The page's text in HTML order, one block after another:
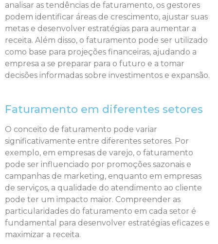
analisar as tendências de faturamento, os gestores
podem identificar áreas de crescimento, ajustar suas
metas e desenvolver estratégias para aumentar a
receita. Além disso, o faturamento pode ser utilizado
como base para projeções financeiras, ajudando a
empresa a se preparar para o futuro e a tomar
decisões informadas sobre investimentos e expansão.
Faturamento em diferentes setores
O conceito de faturamento pode variar
significativamente entre diferentes setores. Por
exemplo, em empresas de varejo, o faturamento
pode ser influenciado por promoções sazonais e
campanhas de marketing, enquanto em empresas
de serviços, a qualidade do atendimento ao cliente
pode ter um impacto maior. Compreender as
particularidades do faturamento em cada setor é
fundamental para desenvolver estratégias eficazes e
maximizar a receita.